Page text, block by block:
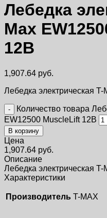
Лебедка
Max
12В
1,907.64 руб.
Лебедка электрическая
Количество товара
EW12500 MuscleLift 12В
В корзину
Цена
1,907.64 руб.
Описание
Лебедка электрическая
Характеристики
Производитель T-MAX